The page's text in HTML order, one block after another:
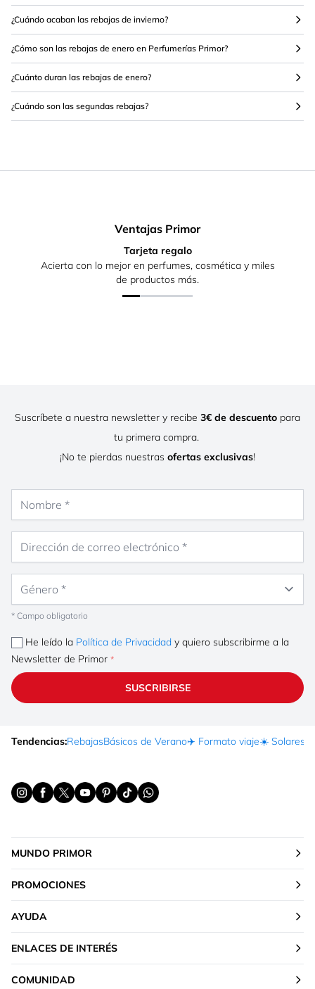
¿Cuándo acaban las rebajas de invierno?
¿Cómo son las rebajas de enero en Perfumerías Primor?
¿Cuánto duran las rebajas de enero?
¿Cuándo son las segundas rebajas?
Ventajas Primor
Tarjeta regalo
Acierta con lo mejor en perfumes, cosmética y miles
de productos más.
Suscríbete a nuestra newsletter y recibe 3€ de descuento para
tu primera compra.
¡No te pierdas nuestras ofertas exclusivas!
* Campo obligatorio
He leído la Política de Privacidad y quiero subscribirme a la
Newsletter de Primor
SUSCRIBIRSE
Tendencias:RebajasBásicos de Verano✈️ Formato viaje☀️ Solares
MUNDO PRIMOR
PROMOCIONES
AYUDA
ENLACES DE INTERÉS
COMUNIDAD